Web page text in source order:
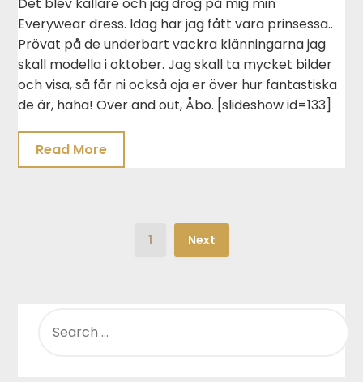
Everywear dress. Idag har jag fått vara prinsessa..
Prövat på de underbart vackra klänningarna jag
skall modella i oktober. Jag skall ta mycket bilder
och visa, så får ni också oja er över hur fantastiska
de är, haha! Over and out, Åbo. [slideshow id=133]
Read More
1 Next
FOR: